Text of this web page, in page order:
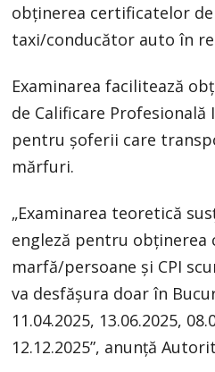
obținerea certificatelor
taxi/conducător auto în
Examinarea facilitează
de Calificare Profesională
pentru șoferii care
mărfuri.
„Examinarea teoretică
engleză pentru obținerea
marfă/persoane și CPI
va desfășura doar în
11.04.2025, 13.06.2025,
12.12.2025”, anunță